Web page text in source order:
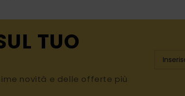
TUO
novità e delle offerte più